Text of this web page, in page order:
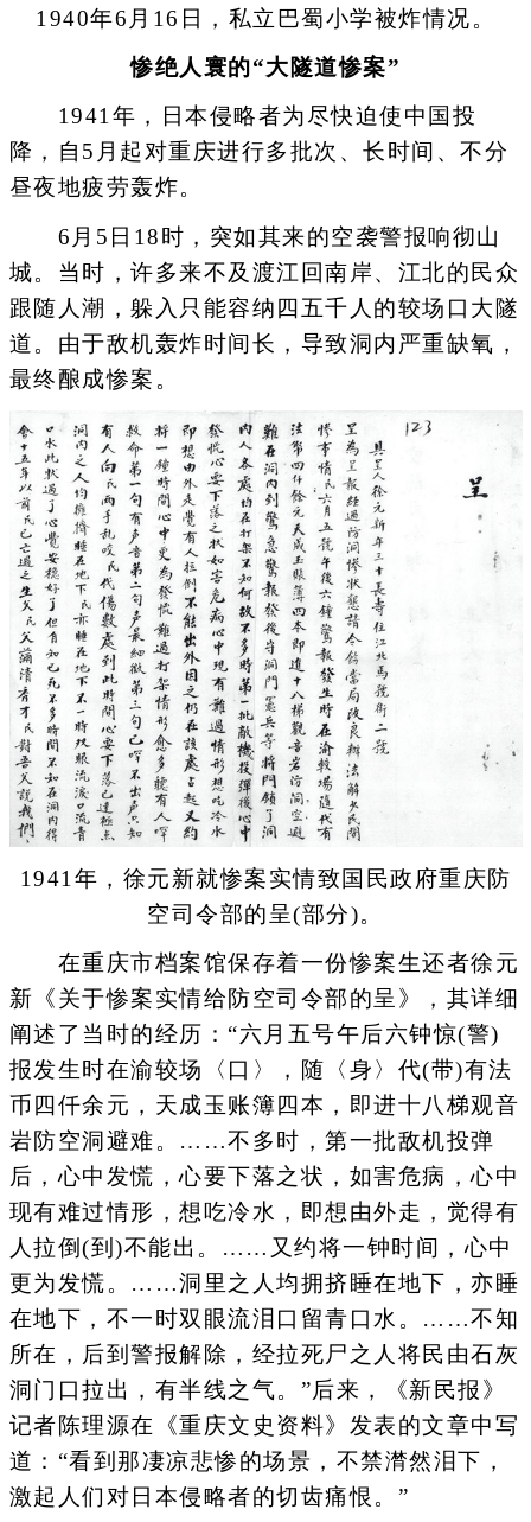
1940年6月16日，私立巴蜀小学被炸情况。
惨绝人寰的“大隧道惨案”
1941年，日本侵略者为尽快迫使中国投
降，自5月起对重庆进行多批次、长时间、不分
昼夜地疲劳轰炸。
6月5日18时，突如其来的空袭警报响彻山
城。当时，许多来不及渡江回南岸、江北的民众
跟随人潮，躲入只能容纳四五千人的较场口大隧
道。由于敌机轰炸时间长，导致洞内严重缺氧，
最终酿成惨案。
1941年，徐元新就惨案实情致国民政府重庆防
空司令部的呈(部分)。
在重庆市档案馆保存着一份惨案生还者徐元
新《关于惨案实情给防空司令部的呈》，其详细
阐述了当时的经历：“六月五号午后六钟惊(警)
报发生时在渝较场〈口〉，随〈身〉代(带)有法
币四仟余元，天成玉账簿四本，即进十八梯观音
岩防空洞避难。……不多时，第一批敌机投弹
后，心中发慌，心要下落之状，如害危病，心中
现有难过情形，想吃冷水，即想由外走，觉得有
人拉倒(到)不能出。……又约将一钟时间，心中
更为发慌。……洞里之人均拥挤睡在地下，亦睡
在地下，不一时双眼流泪口留青口水。……不知
所在，后到警报解除，经拉死尸之人将民由石灰
洞门口拉出，有半线之气。”后来，《新民报》
记者陈理源在《重庆文史资料》发表的文章中写
道：“看到那凄凉悲惨的场景，不禁潸然泪下，
激起人们对日本侵略者的切齿痛恨。”